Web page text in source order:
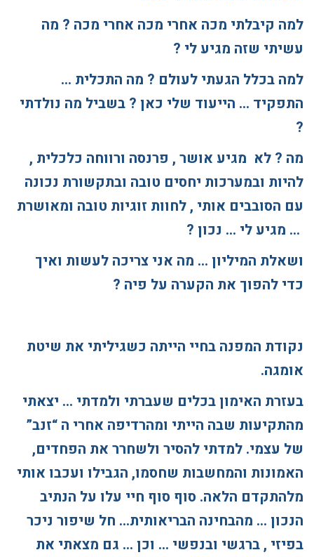
למה קיבלתי מכה אחרי מכה אחרי מכה ? מה
עשיתי שזה מגיע לי ?
למה בכלל הגעתי לעולם ? מה התכלית …
התפקיד … הייעוד שלי כאן ? בשביל מה נולדתי
?
מה ? לא מגיע אושר , פרנסה ורווחה כלכלית ,
להיות ובמערכות יחסים טובה ובתקשורת נכונה
עם הסובבים אותי , לחוות זוגיות טובה ומאושרת
… מגיע לי … נכון ?
ושאלת המיליון … מה אני צריכה לעשות ואיך
כדי להפוך את הקערה על פיה ?
נקודת המפנה בחיי הייתה כשגיליתי את שיטת
אומגה.
בעזרת האימון בכלים שעברתי ולמדתי … יצאתי
מהתקיעות שבה הייתי ומהרדיפה אחרי ה “זנב”
של עצמי. למדתי להסיר ולשחרר את הפחדים,
האמונות והמחשבות שחסמו, הגבילו ועכבו אותי
מלהתקדם הלאה. סוף סוף חיי עלו על הנתיב
הנכון … מהבחינה הבריאותית… חל שיפור ניכר
בפיזי , ברגשי ובנפשי … וכן … גם מצאתי את